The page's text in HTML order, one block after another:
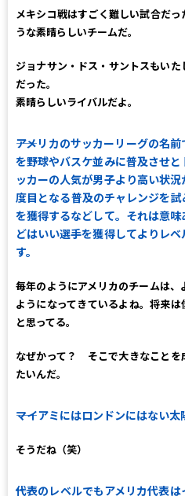
メキシコ戦はすごく難しい試合だ
うな素晴らしいチームだ。
ジョナサン・ドス・サントスもい
だった。
素晴らしいライバルだよ。
――アメリカのサッカーリーグの名
を野球やバスケ並みに普及させ
ッカーの人気が男子より高い状
度目となる普及のチャレンジを
を獲得するなどして。それは意
どはいい選手を獲得してよりレ
す。
毎年のようにアメリカのチームは
ようになってきているよね。将来
と思ってる。
なぜかって？ そこで大きなことを
たいんだ。
――マイアミにはロンドンにはない
そうだね（笑）
――代表のレベルでもアメリカ代表